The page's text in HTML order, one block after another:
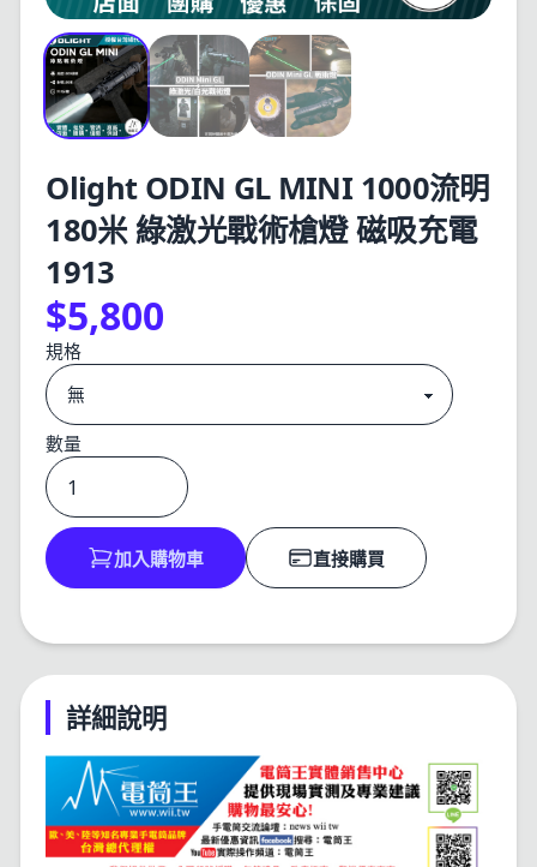
Olight ODIN GL MINI 1000流明
180米 綠激光戰術槍燈 磁吸充電
1913
$5,800
規格
數量
加入購物車 直接購買
詳細說明